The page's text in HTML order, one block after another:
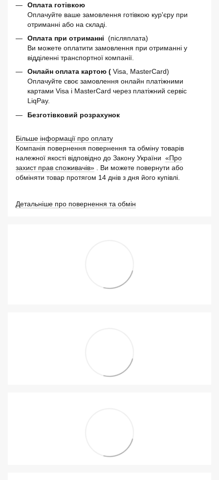
Оплата готівкою
Оплачуйте ваше замовлення готівкою кур'єру при
отриманні або на складі.
Оплата при отриманні (післяплата)
Ви можете оплатити замовлення при отриманні у
відділенні транспортної компанії.
Онлайн оплата картою ( Visa, MasterCard)
Оплачуйте своє замовлення онлайн платіжними
картами Visa і MasterCard через платіжний сервіс
LiqPay.
Безготівковий розрахунок
Більше інформації про оплату
Компанія повернення повернення та обміну товарів
належної якості відповідно до Закону України «Про
захист прав споживачів» . Ви можете повернути або
обміняти товар протягом 14 днів з дня його купівлі.
Детальніше про повернення та обмін